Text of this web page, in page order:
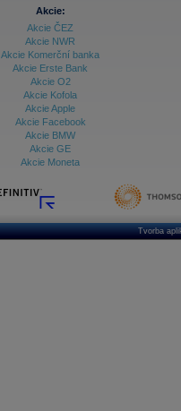
Akcie:
Akcie ČEZ
Akcie NWR
Akcie Komerční banka
Akcie Erste Bank
Akcie O2
Akcie Kofola
Akcie Apple
Akcie Facebook
Akcie BMW
Akcie GE
Akcie Moneta
Tvorba